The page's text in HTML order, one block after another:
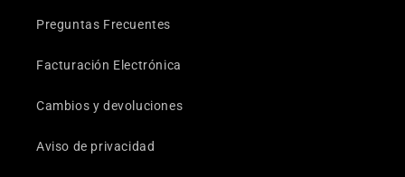
Preguntas Frecuentes
Facturación Electrónica
Cambios y devoluciones
Aviso de privacidad